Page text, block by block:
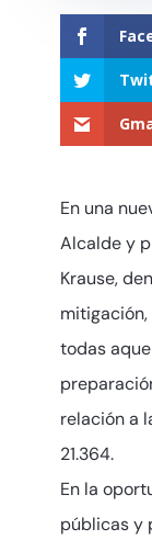
En una
Alcalde y
Krause,
todas
relación a
21.364.
En la
públicas y